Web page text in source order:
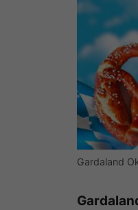
Gardaland